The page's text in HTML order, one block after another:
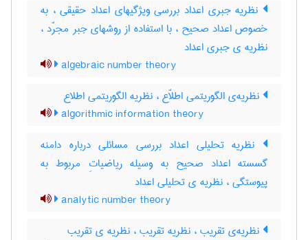
نظریه جبری اعداد بررسی ویژگیهای اعداد حقیقی ، به
خصوص اعداد صحیح ، با استفاده از روشهای جبر مجرّد ،
نظریه ی جبری اعداد
algebraic number theory
نظریه‌ی الگوریتمی اطلاّع ، نظریه الگوریتمی اطلاع
algorithmic information theory
نظریه تحلیلی اعداد بررسی مسائلی درباره دامنه
گسسته اعداد صحیح به وسیله ریاضیاتِ مربوط به
پیوستگی ، نظریه ی تحلیلی اعداد
analytic number theory
نظریه‌ی تقریب ، نظریه تقریب ، نظریه ی تقریب